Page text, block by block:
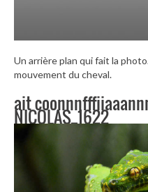
Un arrière plan qui fait la
mouvement du cheval.
ait
NICOLAS_1622